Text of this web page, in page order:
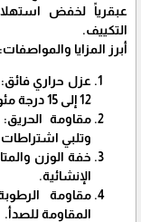
عبقرياً لخفض
التكييف.
​أبرز المزايا والمواصفات:
​عزل حراري فائق:
12 إلى 15 درجة مئوية عن الخارج.
مقاومة
وتلبي
​خفة الوزن
الإنشائية.
​مقاومة
المقاومة للصدأ.